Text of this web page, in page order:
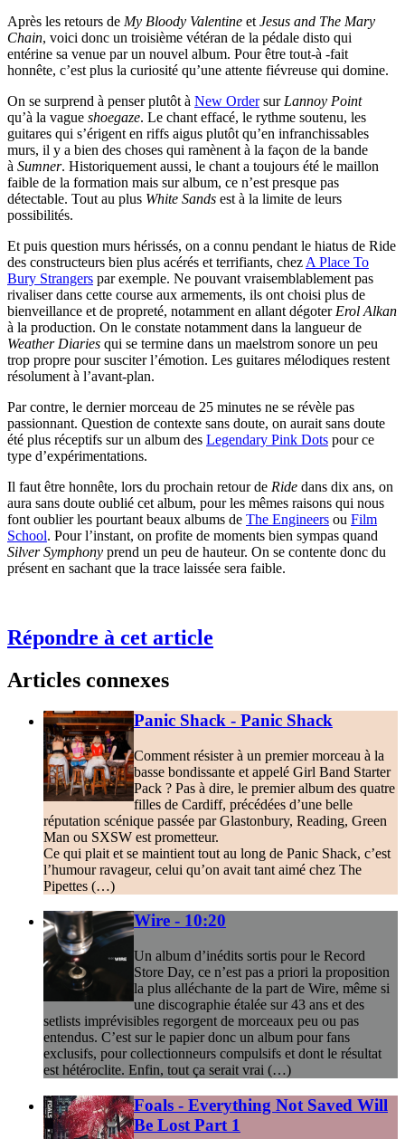
Après les retours de My Bloody Valentine et Jesus and The Mary
Chain, voici donc un troisième vétéran de la pédale disto qui
entérine sa venue par un nouvel album. Pour être tout-à -fait
honnête, c’est plus la curiosité qu’une attente fiévreuse qui domine.
On se surprend à penser plutôt à New Ordersur Lannoy Point
qu’à la vague shoegaze. Le chant effacé, le rythme soutenu, les
guitares qui s’érigent en riffs aigus plutôt qu’en infranchissables
murs, il y a bien des choses qui ramènent à la façon de la bande
à Sumner. Historiquement aussi, le chant a toujours été le maillon
faible de la formation mais sur album, ce n’est presque pas
détectable. Tout au plus White Sands est à la limite de leurs
possibilités.
Et puis question murs hérissés, on a connu pendant le hiatus de Ride
des constructeurs bien plus acérés et terrifiants, chez A Place To
Bury Strangers par exemple. Ne pouvant vraisemblablement pas
rivaliser dans cette course aux armements, ils ont choisi plus de
bienveillance et de propreté, notamment en allant dégoter Erol Alkan
à la production. On le constate notamment dans la langueur de
Weather Diaries qui se termine dans un maelstrom sonore un peu
trop propre pour susciter l’émotion. Les guitares mélodiques restent
résolument à l’avant-plan.
Par contre, le dernier morceau de 25 minutes ne se révèle pas
passionnant. Question de contexte sans doute, on aurait sans doute
été plus réceptifs sur un album des Legendary Pink Dots pour ce
type d’expérimentations.
Il faut être honnête, lors du prochain retour de Ride dans dix ans, on
aura sans doute oublié cet album, pour les mêmes raisons qui nous
font oublier les pourtant beaux albums de The Engineers ou Film
School. Pour l’instant, on profite de moments bien sympas quand
Silver Symphony prend un peu de hauteur. On se contente donc du
présent en sachant que la trace laissée sera faible.
Répondre à cet article
Articles connexes
Panic Shack - Panic Shack
Comment résister à un premier morceau à la
basse bondissante et appelé Girl Band Starter
Pack ? Pas à dire, le premier album des quatre
filles de Cardiff, précédées d’une belle
réputation scénique passée par Glastonbury, Reading, Green
Man ou SXSW est prometteur.
Ce qui plait et se maintient tout au long de Panic Shack, c’est
l’humour ravageur, celui qu’on avait tant aimé chez The
Pipettes (…)
Wire - 10:20
Un album d’inédits sortis pour le Record
Store Day, ce n’est pas a priori la proposition
la plus alléchante de la part de Wire, même si
une discographie étalée sur 43 ans et des
setlists imprévisibles regorgent de morceaux peu ou pas
entendus. C’est sur le papier donc un album pour fans
exclusifs, pour collectionneurs compulsifs et dont le résultat
est hétéroclite. Enfin, tout ça serait vrai (…)
Foals - Everything Not Saved Will
Be Lost Part 1